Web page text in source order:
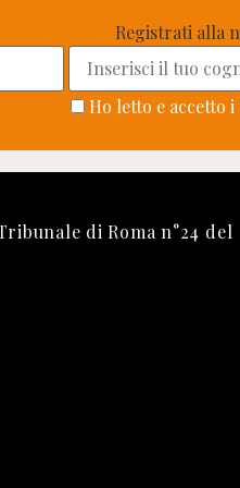
Registrati alla
Ho letto e accetto
di Roma n°24 del